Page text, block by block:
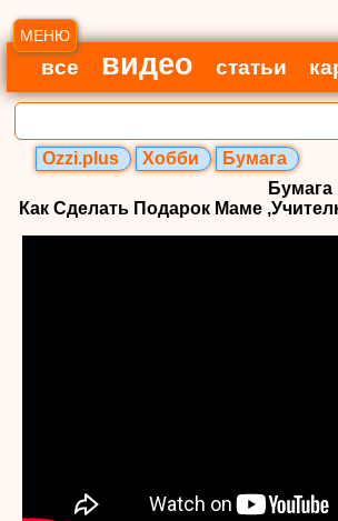
МЕНЮ
все видео статьи
Ozzi.plus Хобби
Бумага
Бумага
Как Сделать Подарок Маме